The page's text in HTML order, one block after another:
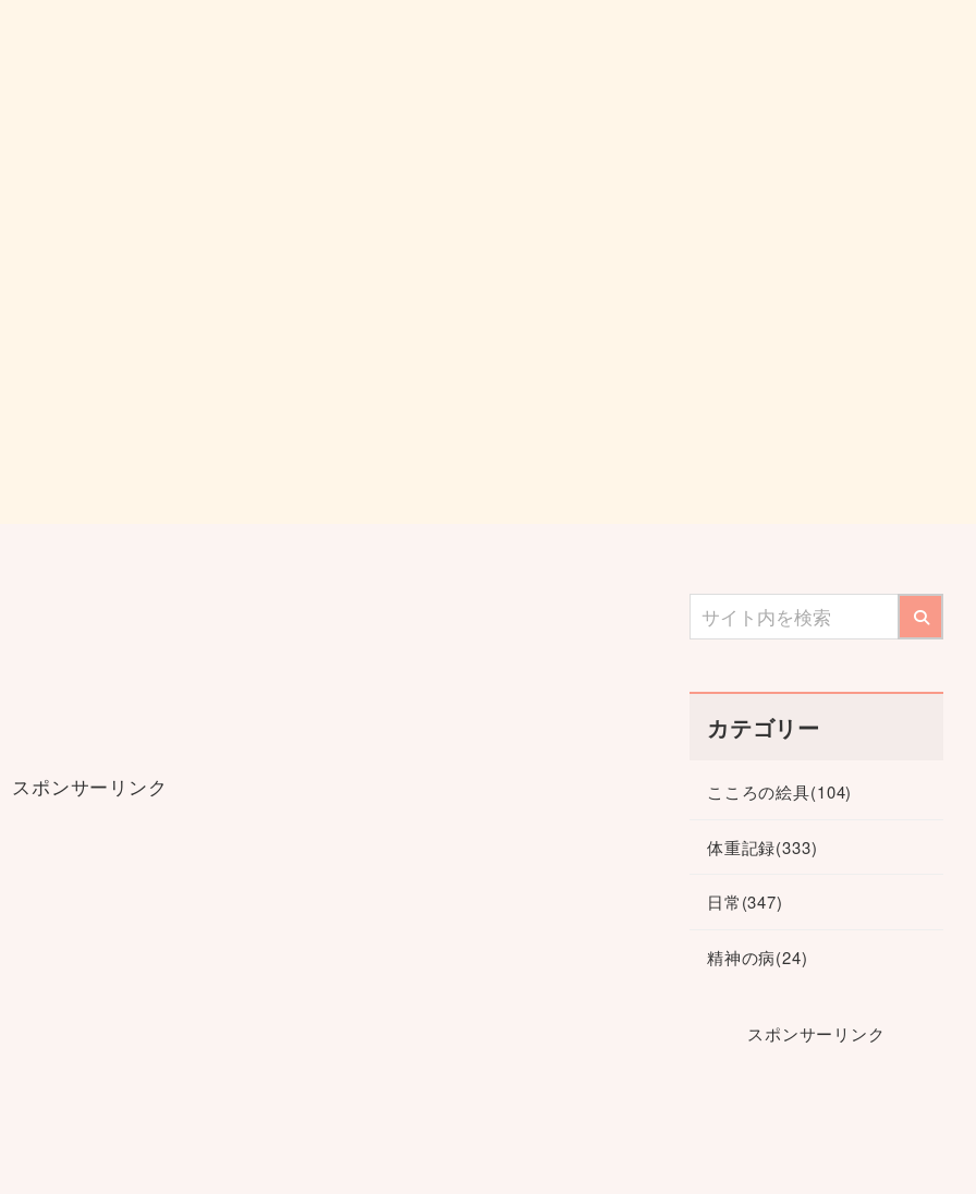
スポンサーリンク
カテゴリー
こころの絵具(104)
体重記録(333)
日常(347)
精神の病(24)
スポンサーリンク